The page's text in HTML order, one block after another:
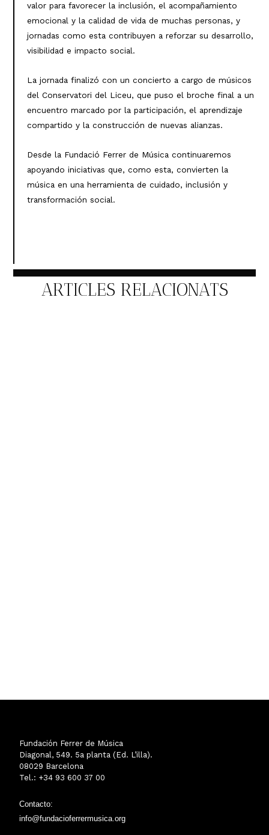
valor para favorecer la inclusión, el acompañamiento
emocional y la calidad de vida de muchas personas, y
jornadas como esta contribuyen a reforzar su desarrollo,
visibilidad e impacto social.
La jornada finalizó con un concierto a cargo de músicos
del Conservatori del Liceu, que puso el broche final a un
encuentro marcado por la participación, el aprendizaje
compartido y la construcción de nuevas alianzas.
Desde la Fundació Ferrer de Música continuaremos
apoyando iniciativas que, como esta, convierten la
música en una herramienta de cuidado, inclusión y
transformación social.
ARTICLES RELACIONATS
Fundación Ferrer de Música
Diagonal, 549. 5a planta (Ed. L’illa).
08029 Barcelona
Tel.: +34 93 600 37 00
Contacto:
info@fundacioferrermusica.org